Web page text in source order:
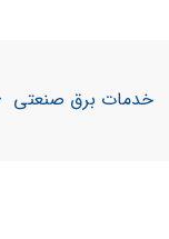
خدمات برق صنعتی